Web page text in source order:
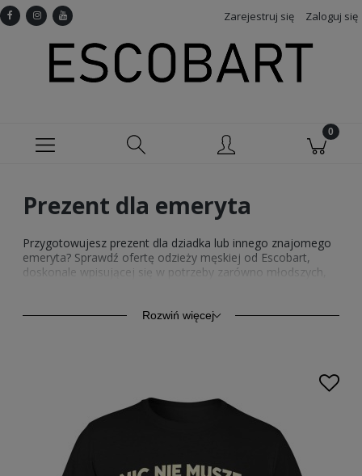
Zarejestruj się Zaloguj się
Prezent dla emeryta
Przygotowujesz prezent dla dziadka lub innego znajomego
emeryta? Sprawdź ofertę odzieży męskiej od Escobart,
doskonale wpisującej się w potrzeby zarówno młodszych,
czemu sprostają wymaganiom nawet najbardziej
Rozwiń więcej